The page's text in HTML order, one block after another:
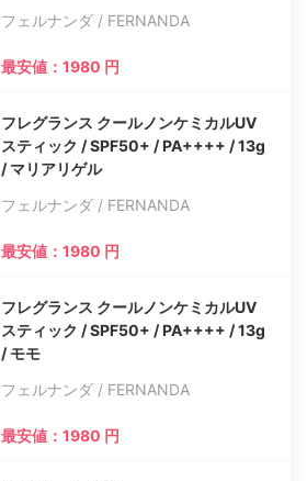
フェルナンダ / FERNANDA
最安値：1980 円
フレグランス クールノンケミカルUV
スティック / SPF50+ / PA++++ / 13g
/ マリアリゲル
フェルナンダ / FERNANDA
最安値：1980 円
フレグランス クールノンケミカルUV
スティック / SPF50+ / PA++++ / 13g
/ モモ
フェルナンダ / FERNANDA
最安値：1980 円